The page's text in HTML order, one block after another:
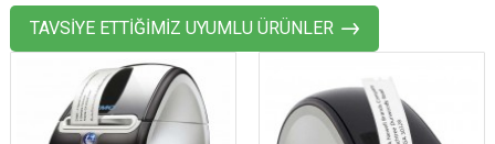
TAVSİYE ETTİĞİMİZ UYUMLU ÜRÜNLER